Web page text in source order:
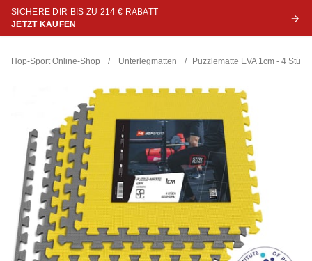
SICHERE DIR BIS ZU 214 € RABATT
JETZT KAUFEN
Hop-Sport Online-Shop / Unterlegmatten / Puzzlematte EVA 1cm - 4